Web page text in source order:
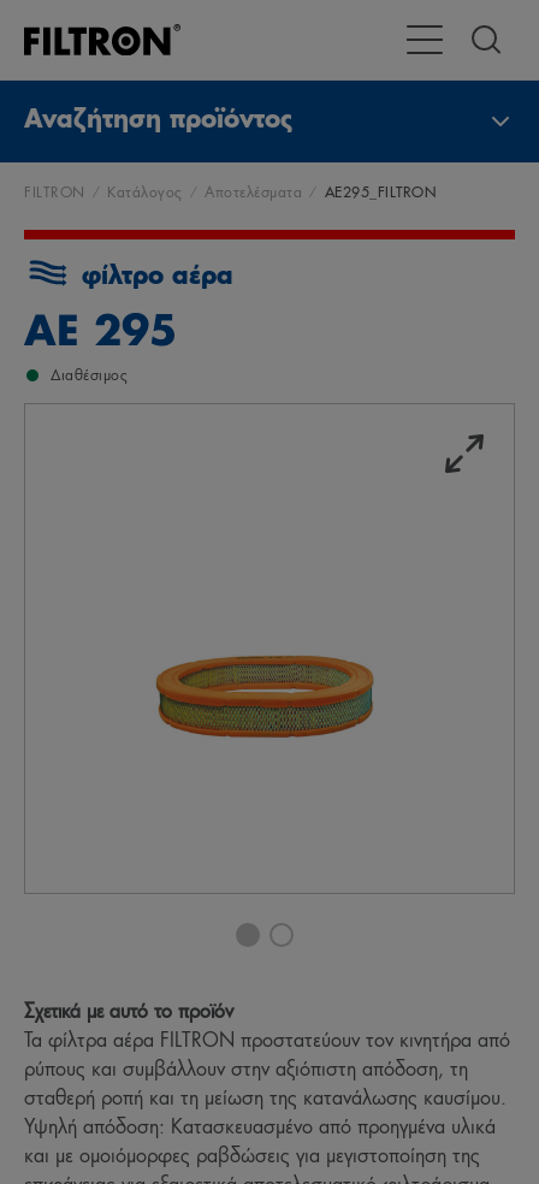
Εναλλαγή
Αναζήτηση προϊόντος
FILTRON Κατάλογος Αποτελέσματα AE295_FILTRON
φίλτρο αέρα
AE 295
Διαθέσιμος
Σχετικά με αυτό το προϊόν
Τα φίλτρα αέρα FILTRON προστατεύουν τον κινητήρα από
ρύπους και συμβάλλουν στην αξιόπιστη απόδοση, τη
σταθερή ροπή και τη μείωση της κατανάλωσης καυσίμου.
Υψηλή απόδοση: Κατασκευασμένο από προηγμένα υλικά
και με ομοιόμορφες ραβδώσεις για μεγιστοποίηση της